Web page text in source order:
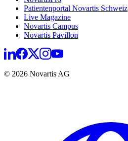
Patientenportal Novartis Schweiz
Live Magazine
Novartis Campus
Novartis Pavillon
© 2026 Novartis AG